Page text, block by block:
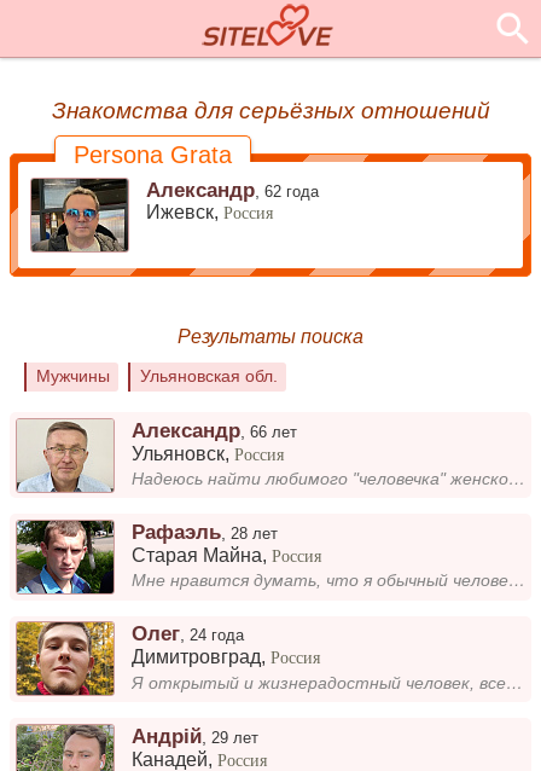
Знакомства для серьёзных отношений
Persona Grata
Александр ,62 года
Ижевск,Россия
Результаты поиска
Мужчины Ульяновская обл.
Александр ,66 лет
Ульяновск,Россия
Надеюсь найти любимого "человечка" женского рода. Знакомство, общение. Вдовец.
Рафаэль 28 лет
Старая Майна,Россия
Мне нравится думать, что я обычный человек с обычными интересами, но в этом есть своя прелесть. Возможно, я не самый ярк...
Oлег,24 года
Димитровград,Россия
Я открытый и жизнерадостный человек, всегда готов поддержать и поднять настроение. Люблю путешествовать, слушать музыку...
Андрій 29 лет
Канадей,Россия